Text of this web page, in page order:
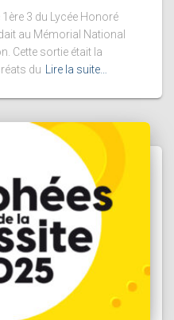
3 du Lycée Honoré
au Mémorial National
Cette sortie était la
du
Lire la suite…